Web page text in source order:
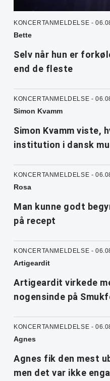
KONCERTANMELDELSE -
Bette
Selv når hun er
end de fleste
KONCERTANMELDELSE -
Simon Kvamm
Simon Kvamm viste,
institution i dansk
KONCERTANMELDELSE -
Rosa
Man kunne godt
på recept
KONCERTANMELDELSE -
Artigeardit
Artigeardit virkede
nogensinde på
KONCERTANMELDELSE -
Agnes
Agnes fik den mest
men det var ikke